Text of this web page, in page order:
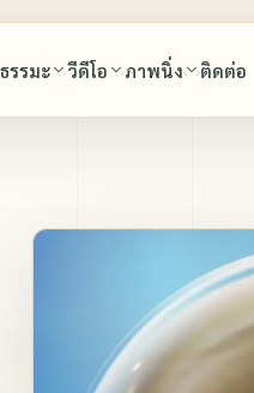
รรมะ
) พระผู้ปราบมาร
วีดีโอ
มงคลเทพมุนี (สด จนฺทสโร) พระ
โอวาทหลวงพ่อธัมมชโย
ภาพนิ่ง
คลเทพมุนี (สด จนฺทสโร) พระผู้ป
ณยายอาจารย์มหารัตนอุบาสิก
ติดต่อ